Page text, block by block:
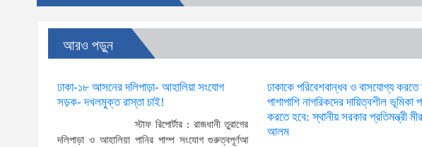
আরও পড়ুন
ঢাকা-১৮ আসনের দলিপাড়া- আহালিয়া সংযোগ
সড়ক- দখলমুক্ত রাস্তা চাই!
স্টাফ রিপোর্টার : রাজধানী তুরাগের
দলিপাড়া ও আহালিয়া পানির পাম্প সংযোগ গুরুত্বপূর্ণআ
ঢাকাকে পরিবেশবান্ধব ও বাসযোগ্য করতে
পাশাপাশি নাগরিকদের দায়িত্বশীল ভূমিকা
করতে হবে: স্থানীয় সরকার প্রতিমন্ত্রী
আলম